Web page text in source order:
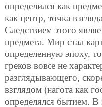
определился как
как центр, точка
Следствием этого
предмета. Мир стал
определенную эпоху,
греков вовсе не
разглядывающего,
взглядом (нагота как
определялся бытием.